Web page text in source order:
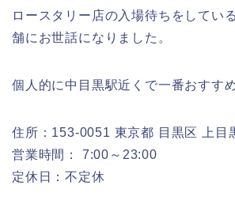
ロースタリー店の入場待ちをしてい
舗にお世話になりました。
個人的に中目黒駅近くで一番おすす
住所：153-0051 東京都 目黒区 上目
営業時間： 7:00～23:00
定休日：不定休